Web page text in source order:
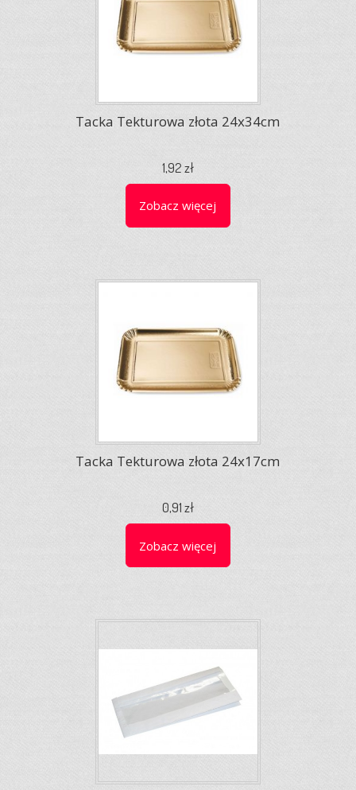
Tacka Tekturowa złota 24x34cm
1,92 zł
Zobacz więcej
Tacka Tekturowa złota 24x17cm
0,91 zł
Zobacz więcej